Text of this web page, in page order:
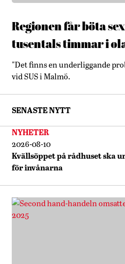
Regionen får böta
tusentals timmar i
"Det finns en underliggande
vid SUS i Malmö.
SENASTE NYTT
NYHETER
2026-08-10
Kvällsöppet på rådhuset ska
för invånarna